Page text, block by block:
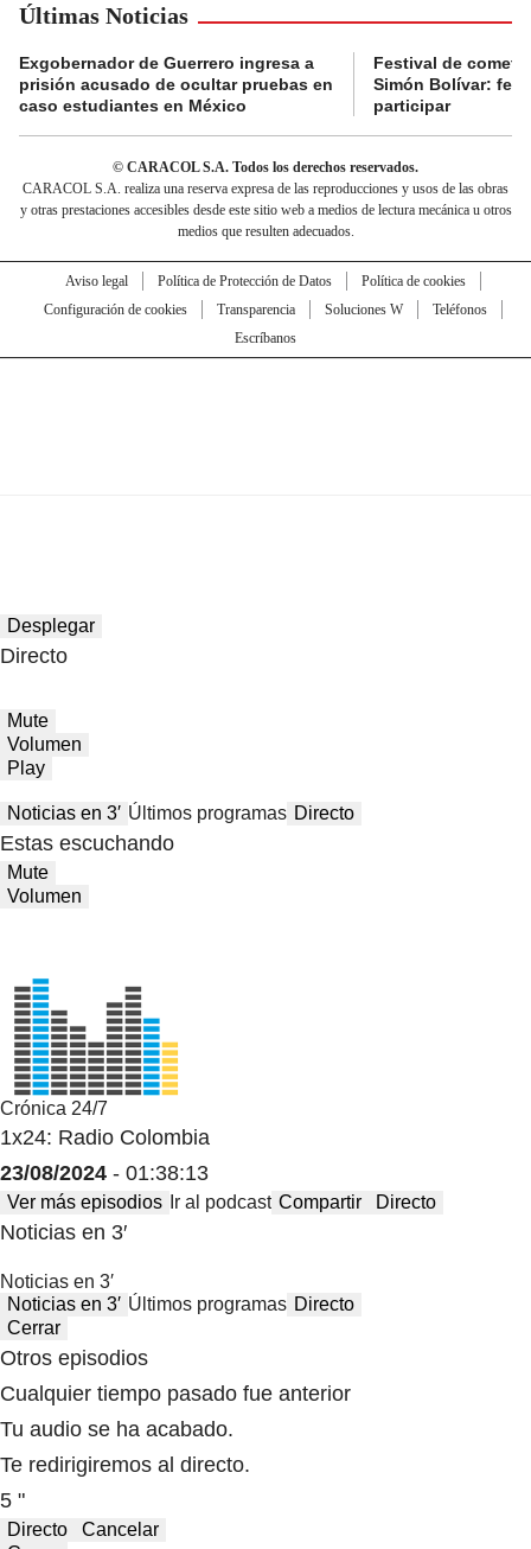
Últimas Noticias
Exgobernador de Guerrero ingresa a
prisión acusado de ocultar pruebas en
caso estudiantes en México
Festival de
Simón Bolívar:
participar
© CARACOL S.A. Todos los derechos reservados.
CARACOL S.A. realiza una reserva expresa de las reproducciones y usos de las obras
y otras prestaciones accesibles desde este sitio web a medios de lectura mecánica u otros
medios que resulten adecuados.
Aviso legal Política de Protección de Datos
Política de cookies
Configuración de cookies
Transparencia Soluciones W
Teléfonos
Escríbanos
Desplegar
Directo
Mute
Volumen
Play
Noticias en 3′ Últimos programas Directo
Estas escuchando
Mute
Volumen
Crónica 24/7
1x24: Radio Colombia
23/08/2024 - 01:38:13
Ver más episodios Ir al podcast Compartir Directo
Noticias en 3′
Noticias en 3′
Noticias en 3′ Últimos programas Directo
Cerrar
Otros episodios
Cualquier tiempo pasado fue anterior
Tu audio se ha acabado.
Te redirigiremos al directo.
5 "
Directo
Cancelar